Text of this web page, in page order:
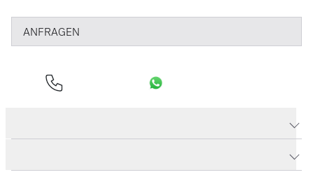
ANFRAGEN